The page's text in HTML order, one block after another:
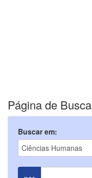
Página de Busca
Buscar em: